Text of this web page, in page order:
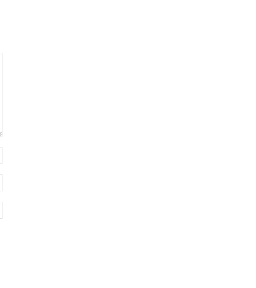
Name:*
Email:*
Website: